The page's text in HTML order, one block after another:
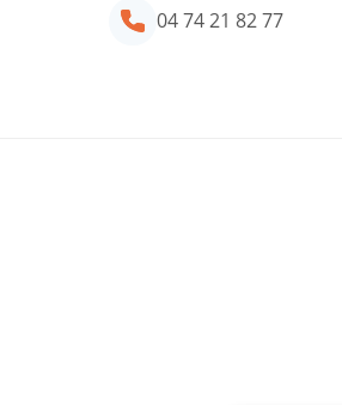
04 74 21 82 77